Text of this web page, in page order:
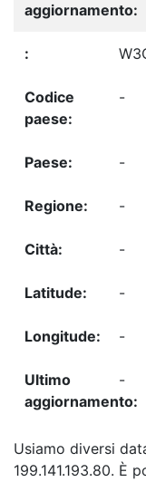
-
-
-
-
-
-
-
Usiamo diversi
199.141.193.80. È